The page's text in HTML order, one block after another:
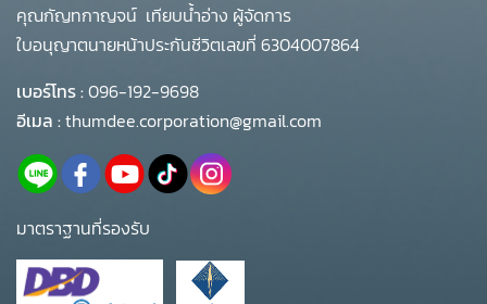
คุณกัญทกาญจน์ เทียบน้ำอ่าง ผู้จัดการ
ใบอนุญาตนายหน้าประกันชีวิตเลขที่ 6304007864
เบอร์โทร :096-192-9698
อีเมล :thumdee.corporation@gmail.com
มาตราฐานที่รองรับ